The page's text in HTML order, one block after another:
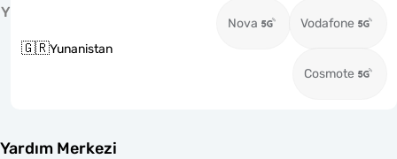
Y
🇬🇷Yunanistan
Nova Vodafone
Cosmote
Yardım Merkezi